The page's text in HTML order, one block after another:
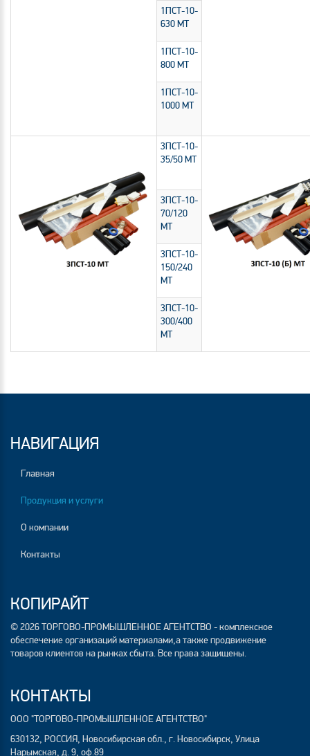
1ПСТ-10-
630 МТ
1ПСТ-10-
800 МТ
1ПСТ-10-
1000 МТ
3ПСТ-10-
35/50 МТ
3ПСТ-10-
70/120
МТ
3ПСТ-10-
150/240
МТ
3ПСТ-10-
300/400
МТ
НАВИГАЦИЯ
Главная
Продукция и услуги
О компании
Контакты
КОПИРАЙТ
© 2026 ТОРГОВО-ПРОМЫШЛЕННОЕ АГЕНТСТВО - комплексное
обеспечение организаций материалами,а также продвижение
товаров клиентов на рынках сбыта. Все права защищены.
КОНТАКТЫ
ООО "ТОРГОВО-ПРОМЫШЛЕННОЕ АГЕНТСТВО"
630132, РОССИЯ, Новосибирская обл., г. Новосибирск, Улица
Нарымская, д. 9, оф.89